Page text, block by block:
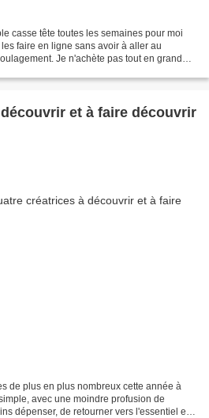
casse tête toutes les semaines pour moi
faire en ligne sans avoir à aller au
Je n'achète pas tout en grande
et à faire découvrir
de plus en plus nombreux cette année à
avec une moindre profusion de
dépenser, de retourner vers l'essentiel et